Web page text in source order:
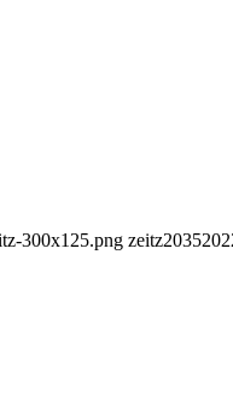
300x125.png zeitz2035